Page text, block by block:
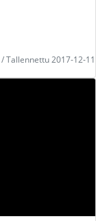
Tallennettu 2017-12-11